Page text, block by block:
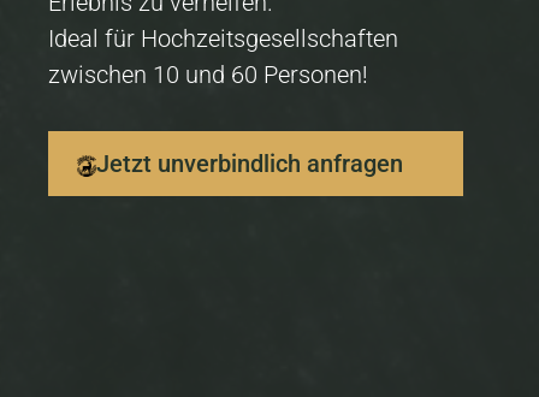
Ideal für Hochzeitsgesellschaften
zwischen 10 und 60 Personen!
Jetzt unverbindlich anfragen